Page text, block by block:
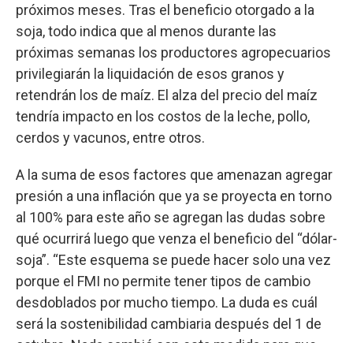
próximos meses. Tras el beneficio otorgado a la
soja, todo indica que al menos durante las
próximas semanas los productores agropecuarios
privilegiarán la liquidación de esos granos y
retendrán los de maíz. El alza del precio del maíz
tendría impacto en los costos de la leche, pollo,
cerdos y vacunos, entre otros.
A la suma de esos factores que amenazan agregar
presión a una inflación que ya se proyecta en torno
al 100% para este año se agregan las dudas sobre
qué ocurrirá luego que venza el beneficio del “dólar-
soja”. “Este esquema se puede hacer solo una vez
porque el FMI no permite tener tipos de cambio
desdoblados por mucho tiempo. La duda es cuál
será la sostenibilidad cambiaria después del 1 de